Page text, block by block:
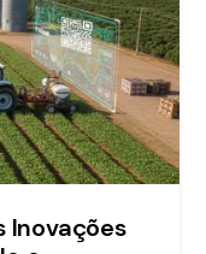
Inovações